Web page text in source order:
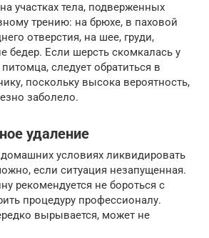
участках тела, подверженных
трению: на брюхе, в паховой
отверстия, на шее, груди,
бедер. Если шерсть скомкалась у
следует обратиться в
поскольку высока вероятность,
заболело.
удаление
условиях ликвидировать
если ситуация незапущенная.
рекомендуется не бороться с
процедуру профессионалу.
вырывается, может не